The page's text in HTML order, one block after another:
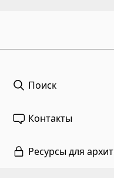
Поиск
Контакты
Ресурсы для